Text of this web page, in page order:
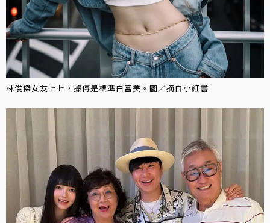
林俊傑女友七七，據傳是標準白富美。圖／摘自小紅書